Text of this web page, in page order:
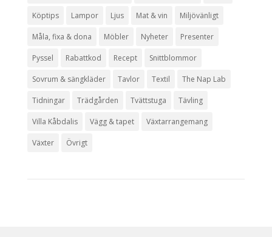
Köptips Lampor Ljus Mat & vin Miljövänligt
Måla, fixa & dona Möbler Nyheter Presenter
Pyssel Rabattkod Recept Snittblommor
Sovrum & sängkläder Tavlor Textil The Nap Lab
Tidningar Trädgården Tvättstuga Tävling
Villa Kåbdalis Vägg & tapet Växtarrangemang
Växter Övrigt